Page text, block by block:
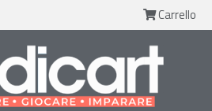
Carrello